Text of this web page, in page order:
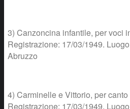
3) Canzoncina infantile, per voci
Registrazione: 17/03/1949.
Abruzzo
4) Carminelle e Vittorio, per
Registrazione: 17/03/1949.